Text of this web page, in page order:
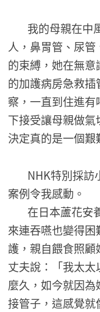
我的母親在中
人，鼻胃管、尿
的束縛，她在無
的加護病房急救
察，一直到住進
下接受讓母親做
決定真的是一個艱
NHK特別採訪
案例令我感動。
在日本蘆花安
來連吞嚥也變得
護，親自餵食照顧
丈夫說：「我太
麼久，如今就因
接管子，這感覺就